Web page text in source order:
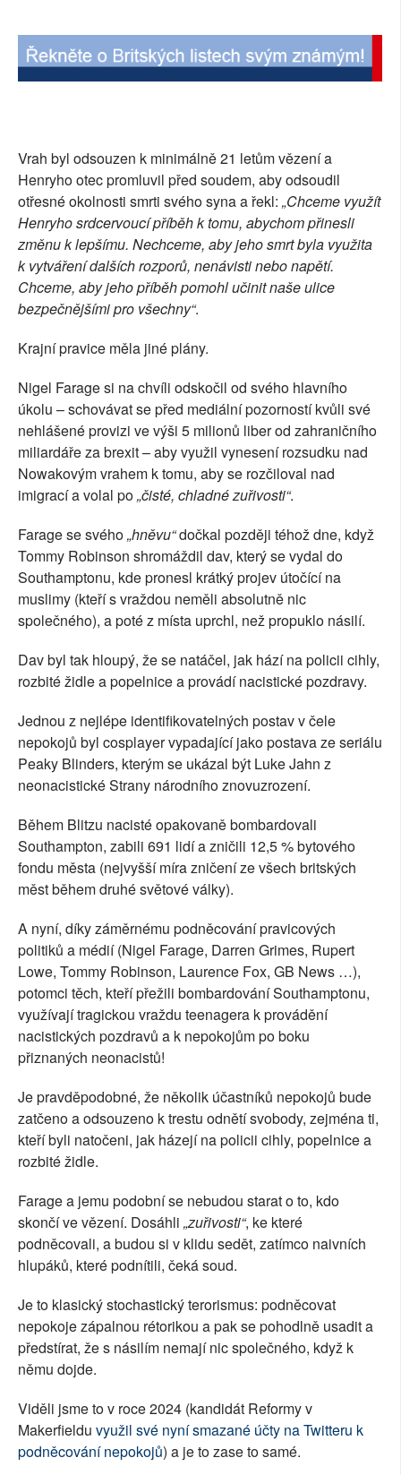
Vrah byl odsouzen k minimálně 21 letům vězení a
Henryho otec promluvil před soudem, aby odsoudil
otřesné okolnosti smrti svého syna a řekl: „Chceme využít
Henryho srdcervoucí příběh k tomu, abychom přinesli
změnu k lepšímu. Nechceme, aby jeho smrt byla využita
k vytváření dalších rozporů, nenávisti nebo napětí.
Chceme, aby jeho příběh pomohl učinit naše ulice
bezpečnějšími pro všechny“.
Krajní pravice měla jiné plány.
Nigel Farage si na chvíli odskočil od svého hlavního
úkolu – schovávat se před mediální pozorností kvůli své
nehlášené provizi ve výši 5 milionů liber od zahraničního
miliardáře za brexit – aby využil vynesení rozsudku nad
Nowakovým vrahem k tomu, aby se rozčiloval nad
imigrací a volal po„čisté, chladné zuřivosti“.
Farage se svého„hněvu“dočkal později téhož dne, když
Tommy Robinson shromáždil dav, který se vydal do
Southamptonu, kde pronesl krátký projev útočící na
muslimy (kteří s vraždou neměli absolutně nic
společného), a poté z místa uprchl, než propuklo násilí.
Dav byl tak hloupý, že se natáčel, jak hází na policii cihly,
rozbité židle a popelnice a provádí nacistické pozdravy.
Jednou z nejlépe identifikovatelných postav v čele
nepokojů byl cosplayer vypadající jako postava ze seriálu
Peaky Blinders, kterým se ukázal být Luke Jahn z
neonacistické Strany národního znovuzrození.
Během Blitzu nacisté opakovaně bombardovali
Southampton, zabili 691 lidí a zničili 12,5 % bytového
fondu města (nejvyšší míra zničení ze všech britských
měst během druhé světové války).
A nyní, díky záměrnému podněcování pravicových
politiků a médií (Nigel Farage, Darren Grimes, Rupert
Lowe, Tommy Robinson, Laurence Fox, GB News …),
potomci těch, kteří přežili bombardování Southamptonu,
využívají tragickou vraždu teenagera k provádění
nacistických pozdravů a k nepokojům po boku
přiznaných neonacistů!
Je pravděpodobné, že několik účastníků nepokojů bude
zatčeno a odsouzeno k trestu odnětí svobody, zejména ti,
kteří byli natočeni, jak házejí na policii cihly, popelnice a
rozbité židle.
Farage a jemu podobní se nebudou starat o to, kdo
skončí ve vězení. Dosáhli „zuřivosti“, ke které
podněcovali, a budou si v klidu sedět, zatímco naivních
hlupáků, které podnítili, čeká soud.
Je to klasický stochastický terorismus: podněcovat
nepokoje zápalnou rétorikou a pak se pohodlně usadit a
předstírat, že s násilím nemají nic společného, když k
němu dojde.
Viděli jsme to v roce 2024 (kandidát Reformy v
Makerfieldu využil své nyní smazané účty na Twitteru k
podněcování nepokojů) a je to zase to samé.